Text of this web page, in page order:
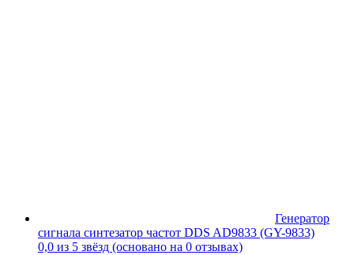
Генератор
сигнала синтезатор частот DDS AD9833 (GY-9833)
0,0 из 5 звёзд (основано на 0 отзывах)